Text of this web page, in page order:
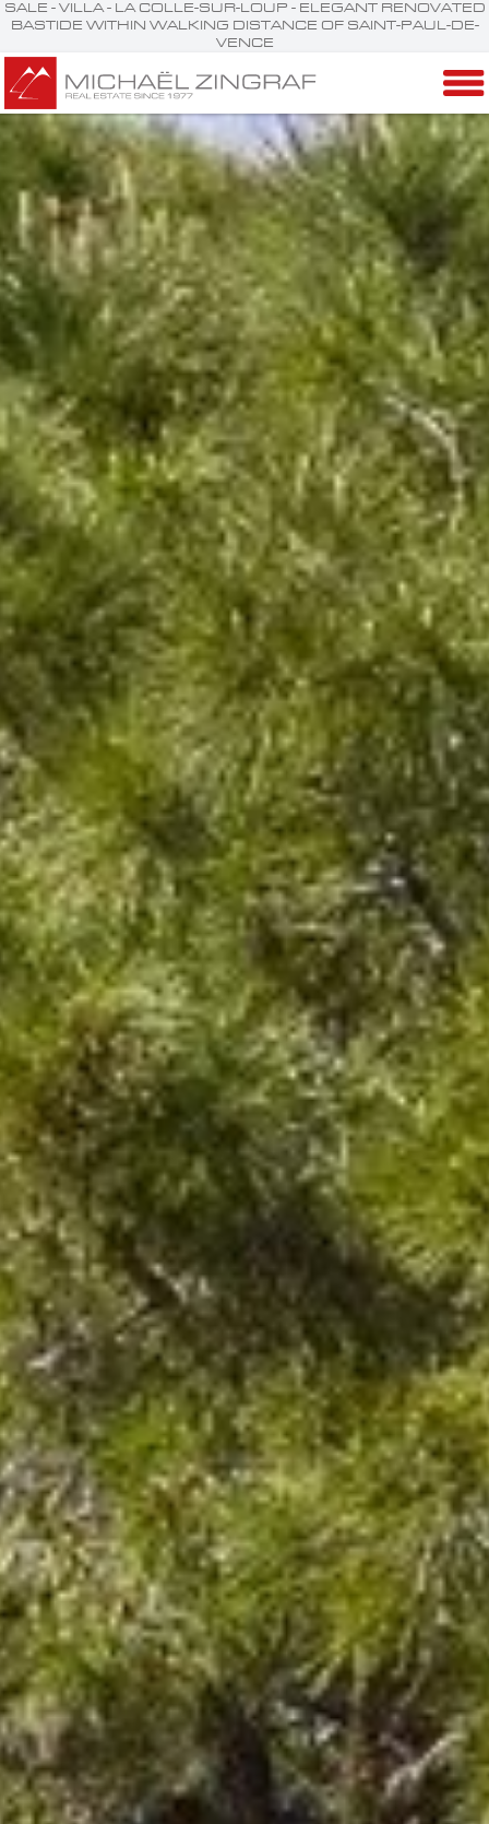
SALE - VILLA - LA COLLE-SUR-LOUP - ELEGANT RENOVATED
BASTIDE WITHIN WALKING DISTANCE OF SAINT-PAUL-DE-
VENCE